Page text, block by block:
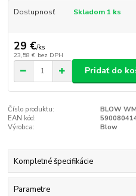
Dostupnosť Skladom 1 ks
29 €/ks
23,58 € bez DPH
Pridať do
Číslo produktu:
BLOW
EAN kód:
Výrobca:
Blow
Kompletné špecifikácie
Parametre